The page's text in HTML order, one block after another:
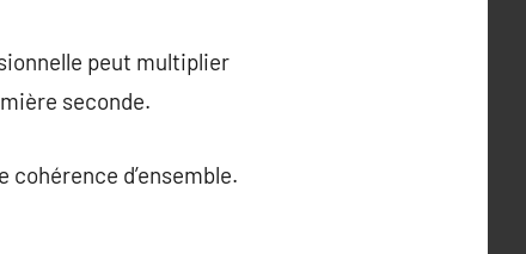
peut multiplier
seconde.
d’ensemble.